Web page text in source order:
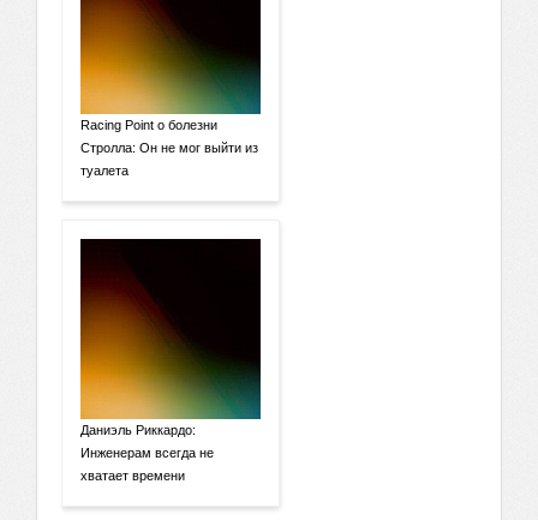
Racing Point о болезни
Стролла: Он не мог выйти из
туалета
Даниэль Риккардо:
Инженерам всегда не
хватает времени